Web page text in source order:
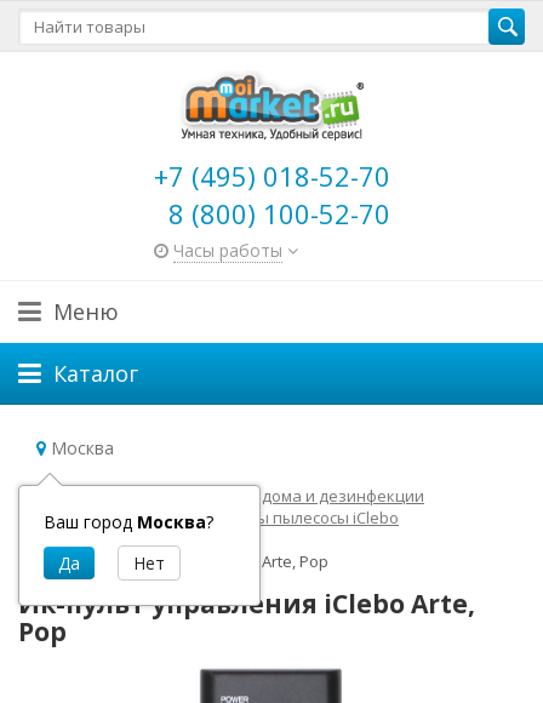
+7 (495) 018-52-70
8 (800) 100-52-70
Часы работы
Меню
Каталог
Москва
Ваш город Москва?
Главная
Роботы для уборки дома и дезинфекции
Роботы пылесосы
Роботы пылесосы iClebo
Аксессуары для iClebo
Ик-пульт управления iClebo Arte, Pop
Ик-пульт управления iClebo Arte,
Pop